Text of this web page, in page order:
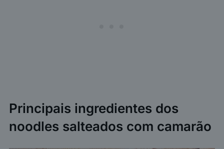
Principais ingredientes dos
noodles salteados com camarão